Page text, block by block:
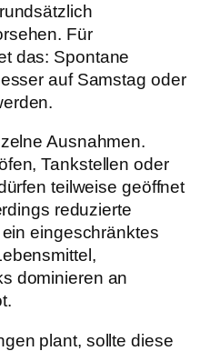
Für
das: Spontane
auf Samstag oder
Ausnahmen.
Tankstellen oder
teilweise geöffnet
reduzierte
eingeschränktes
dominieren an
plant, sollte diese